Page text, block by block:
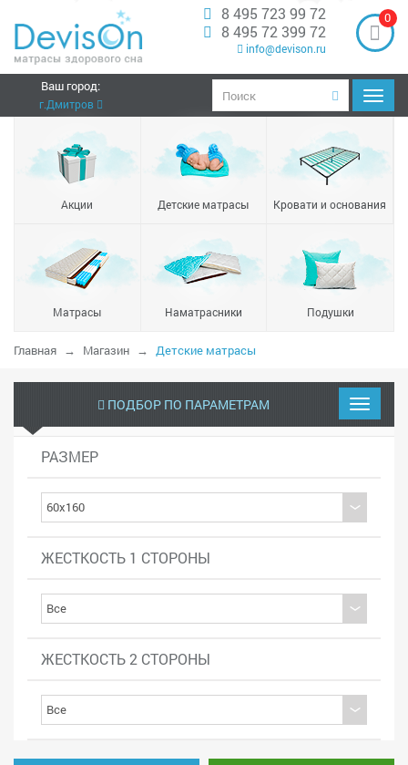
8 495 723 99 72
8 495 72 399 72
info@devison.ru
Ваш город:
г.Дмитров
0
Акции Детские матрасы Кровати и основания
Матрасы Наматрасники Подушки
Главная Магазин Детские матрасы
ПОДБОР ПО ПАРАМЕТРАМ
РАЗМЕР
ЖЕСТКОСТЬ 1 СТОРОНЫ
ЖЕСТКОСТЬ 2 СТОРОНЫ